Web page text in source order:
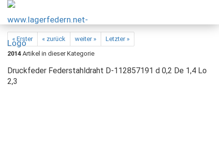
« Erster « zurück weiter »
Letzter »
2014 Artikel in dieser Kategorie
Druckfeder Federstahldraht D-112857191 d 0,2 De 1,4 Lo
2,3